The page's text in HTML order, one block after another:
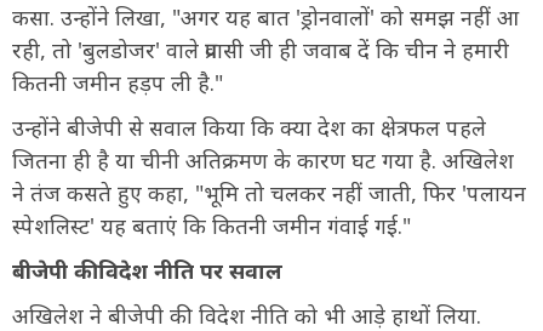
कसा. उन्होंने लिखा, "अगर यह बात 'ड्रोनवालों' को समझ नहीं आ
रही, तो 'बुलडोजर' वाले प्रवासी जी ही जवाब दें कि चीन ने हमारी
कितनी जमीन हड़प ली है."
उन्होंने बीजेपी से सवाल किया कि क्या देश का क्षेत्रफल पहले
जितना ही है या चीनी अतिक्रमण के कारण घट गया है. अखिलेश
ने तंज कसते हुए कहा, "भूमि तो चलकर नहीं जाती, फिर 'पलायन
स्पेशलिस्ट' यह बताएं कि कितनी जमीन गंवाई गई."
बीजेपी की विदेश नीति पर सवाल
अखिलेश ने बीजेपी की विदेश नीति को भी आड़े हाथों लिया.